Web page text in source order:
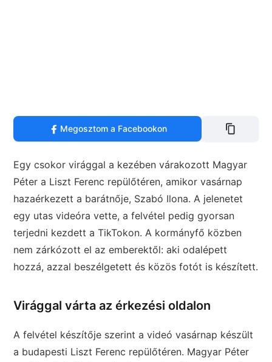
Megosztom a Facebookon
Egy csokor virággal a kezében várakozott Magyar
Péter a Liszt Ferenc repülőtéren, amikor vasárnap
hazaérkezett a barátnője, Szabó Ilona. A jelenetet
egy utas videóra vette, a felvétel pedig gyorsan
terjedni kezdett a TikTokon. A kormányfő közben
nem zárkózott el az emberektől: aki odalépett
hozzá, azzal beszélgetett és közös fotót is készített.
Virággal várta az érkezési oldalon
A felvétel készítője szerint a videó vasárnap készült
a budapesti Liszt Ferenc repülőtéren. Magyar Péter